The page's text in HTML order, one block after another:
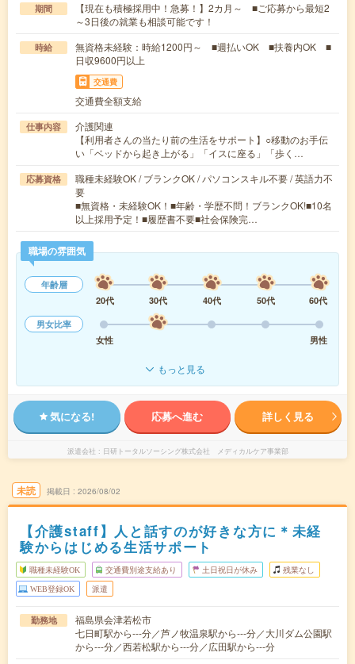
期間
【現在も積極採用中！急募！】2カ月～ ■ご応募から最短2
～3日後の就業も相談可能です！
時給
無資格未経験：時給1200円～ ■週払いOK ■扶養内OK ■
日収9600円以上
交通費
交通費全額支給
仕事内容
介護関連
【利用者さんの当たり前の生活をサポート】○移動のお手伝
い「ベッドから起き上がる」「イスに座る」「歩く…
応募資格
職種未経験OK / ブランクOK / パソコンスキル不要 / 英語力不
要
■無資格・未経験OK！■年齢・学歴不問！ブランクOK!■10名
以上採用予定！■履歴書不要■社会保険完…
職場の雰囲気
年齢層
20代
30代 40代 50代
60代
男女比率
女性
男性
もっと見る
気になる! 応募へ進む 詳しく見る
派遣会社 日研トータルソーシング株式会社 メディカルケア事業部
未読 掲載日 2026/08/02
【介護staff】人と話すのが好きな方に＊未経
験からはじめる生活サポート
職種未経験OK 交通費別途支給あり 土日祝日が休み 残業なし
WEB登録OK 派遣
勤務地
福島県会津若松市
七日町駅から---分／芦ノ牧温泉駅から---分／大川ダム公園駅
から---分／西若松駅から---分／広田駅から---分